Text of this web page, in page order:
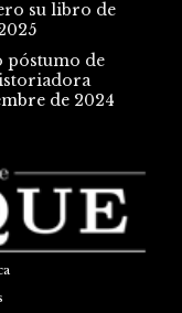
su libro de
póstumo de
de 2024